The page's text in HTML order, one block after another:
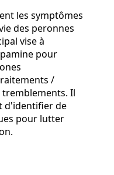
les symptômes
des peronnes
vise à
pour
/
Il
d'identifier de
pour lutter